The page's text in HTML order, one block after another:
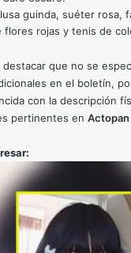
guinda, suéter rosa,
flores rojas y tenis de
destacar que no se
en el boletín,
con la descripción
pertinentes en Actopan